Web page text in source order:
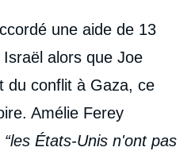
une aide de 13
alors que Joe
du conflit à Gaza, ce
Amélie Ferey
“les États-Unis n'ont pas